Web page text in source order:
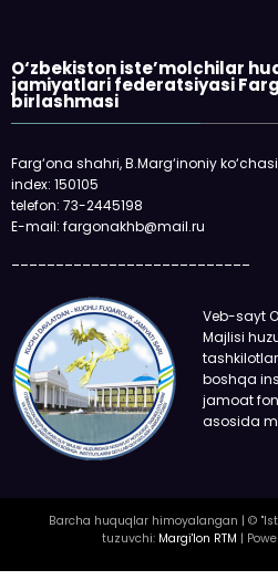
O‘zbekiston iste’molchilar
jamiyatlari federatsiyasi
birlashmasi
Farg‘ona shahri, B.Marg‘inoniy
index: 150105
telefon: 73-2445198
E-mail: fargonakhb@mail.ru
Veb-sayt
Majlisi
boshqa
jamoat
asosida
Barcha huquqlar himoyalangan | ©
tuzuvchi: Margi'lon RTM |